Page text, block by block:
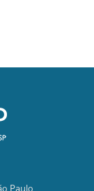
Paulo